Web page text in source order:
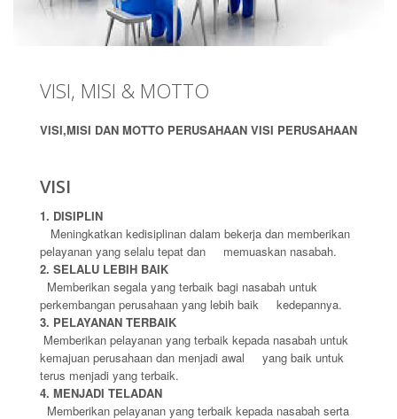
VISI, MISI & MOTTO
VISI,MISI DAN MOTTO PERUSAHAAN VISI PERUSAHAAN
VISI
1. DISIPLIN
Meningkatkan kedisiplinan dalam bekerja dan memberikan
pelayanan yang selalu tepat dan
memuaskan nasabah.
2. SELALU LEBIH BAIK
Memberikan segala yang terbaik bagi nasabah untuk
perkembangan perusahaan yang lebih baik
kedepannya.
3. PELAYANAN TERBAIK
Memberikan pelayanan yang terbaik kepada nasabah untuk
kemajuan perusahaan dan menjadi awal
yang baik untuk
terus menjadi yang terbaik.
4. MENJADI TELADAN
Memberikan pelayanan yang terbaik kepada nasabah serta